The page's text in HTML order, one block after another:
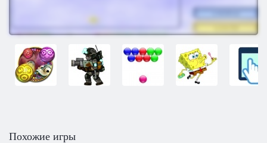
Похожие игры